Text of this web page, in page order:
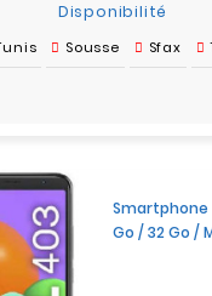
Disponibilité
Sousse Sfax
Smartphone
Go / 32 Go /